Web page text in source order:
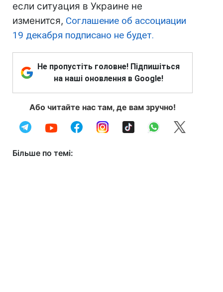
если ситуация в Украине не
изменится, Соглашение об ассоциации
19 декабря подписано не будет.
Не пропустіть головне! Підпишіться
на наші оновлення в Google!
Або читайте нас там, де вам зручно!
Більше по темі: